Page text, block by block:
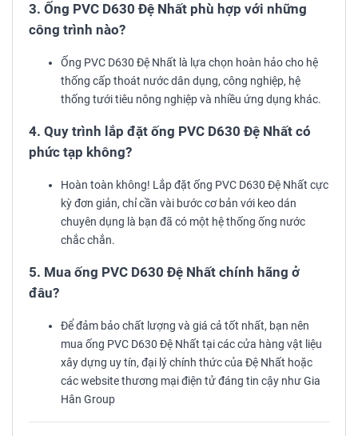
3. Ống PVC D630 Đệ Nhất phù hợp với những
công trình nào?
Ống PVC D630 Đệ Nhất là lựa chọn hoàn hảo cho hệ
thống cấp thoát nước dân dụng, công nghiệp, hệ
thống tưới tiêu nông nghiệp và nhiều ứng dụng khác.
4. Quy trình lắp đặt ống PVC D630 Đệ Nhất có
phức tạp không?
Hoàn toàn không! Lắp đặt ống PVC D630 Đệ Nhất cực
kỳ đơn giản, chỉ cần vài bước cơ bản với keo dán
chuyên dụng là bạn đã có một hệ thống ống nước
chắc chắn.
5. Mua ống PVC D630 Đệ Nhất chính hãng ở
đâu?
Để đảm bảo chất lượng và giá cả tốt nhất, bạn nên
mua ống PVC D630 Đệ Nhất tại các cửa hàng vật liệu
xây dựng uy tín, đại lý chính thức của Đệ Nhất hoặc
các website thương mại điện tử đáng tin cậy như Gia
Hân Group